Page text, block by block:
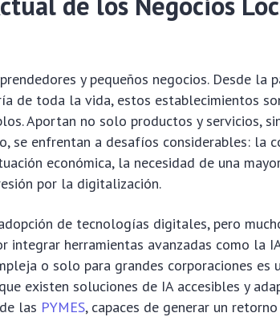
y pequeños negocios. Desde la
de toda la vida, estos establecimientos
Aportan no solo productos y servicios,
se enfrentan a desafíos considerables: la
económica, la necesidad de una
por la digitalización.
de tecnologías digitales, pero
integrar herramientas avanzadas como la
o solo para grandes corporaciones es
existen soluciones de IA accesibles y
las PYMES, capaces de generar un